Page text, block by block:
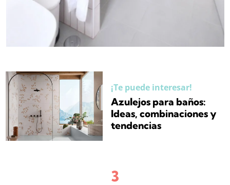
¡Te puede interesar!
Azulejos para baños:
Ideas, combinaciones y
tendencias